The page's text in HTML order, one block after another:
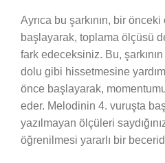
Ayrıca bu şarkının, bir
başlayarak, toplama ölçüsü
fark edeceksiniz. Bu,
dolu gibi hissetmesine
önce başlayarak,
eder. Melodinin 4. vuruşta
yazılmayan ölçüleri
öğrenilmesi yararlı bir